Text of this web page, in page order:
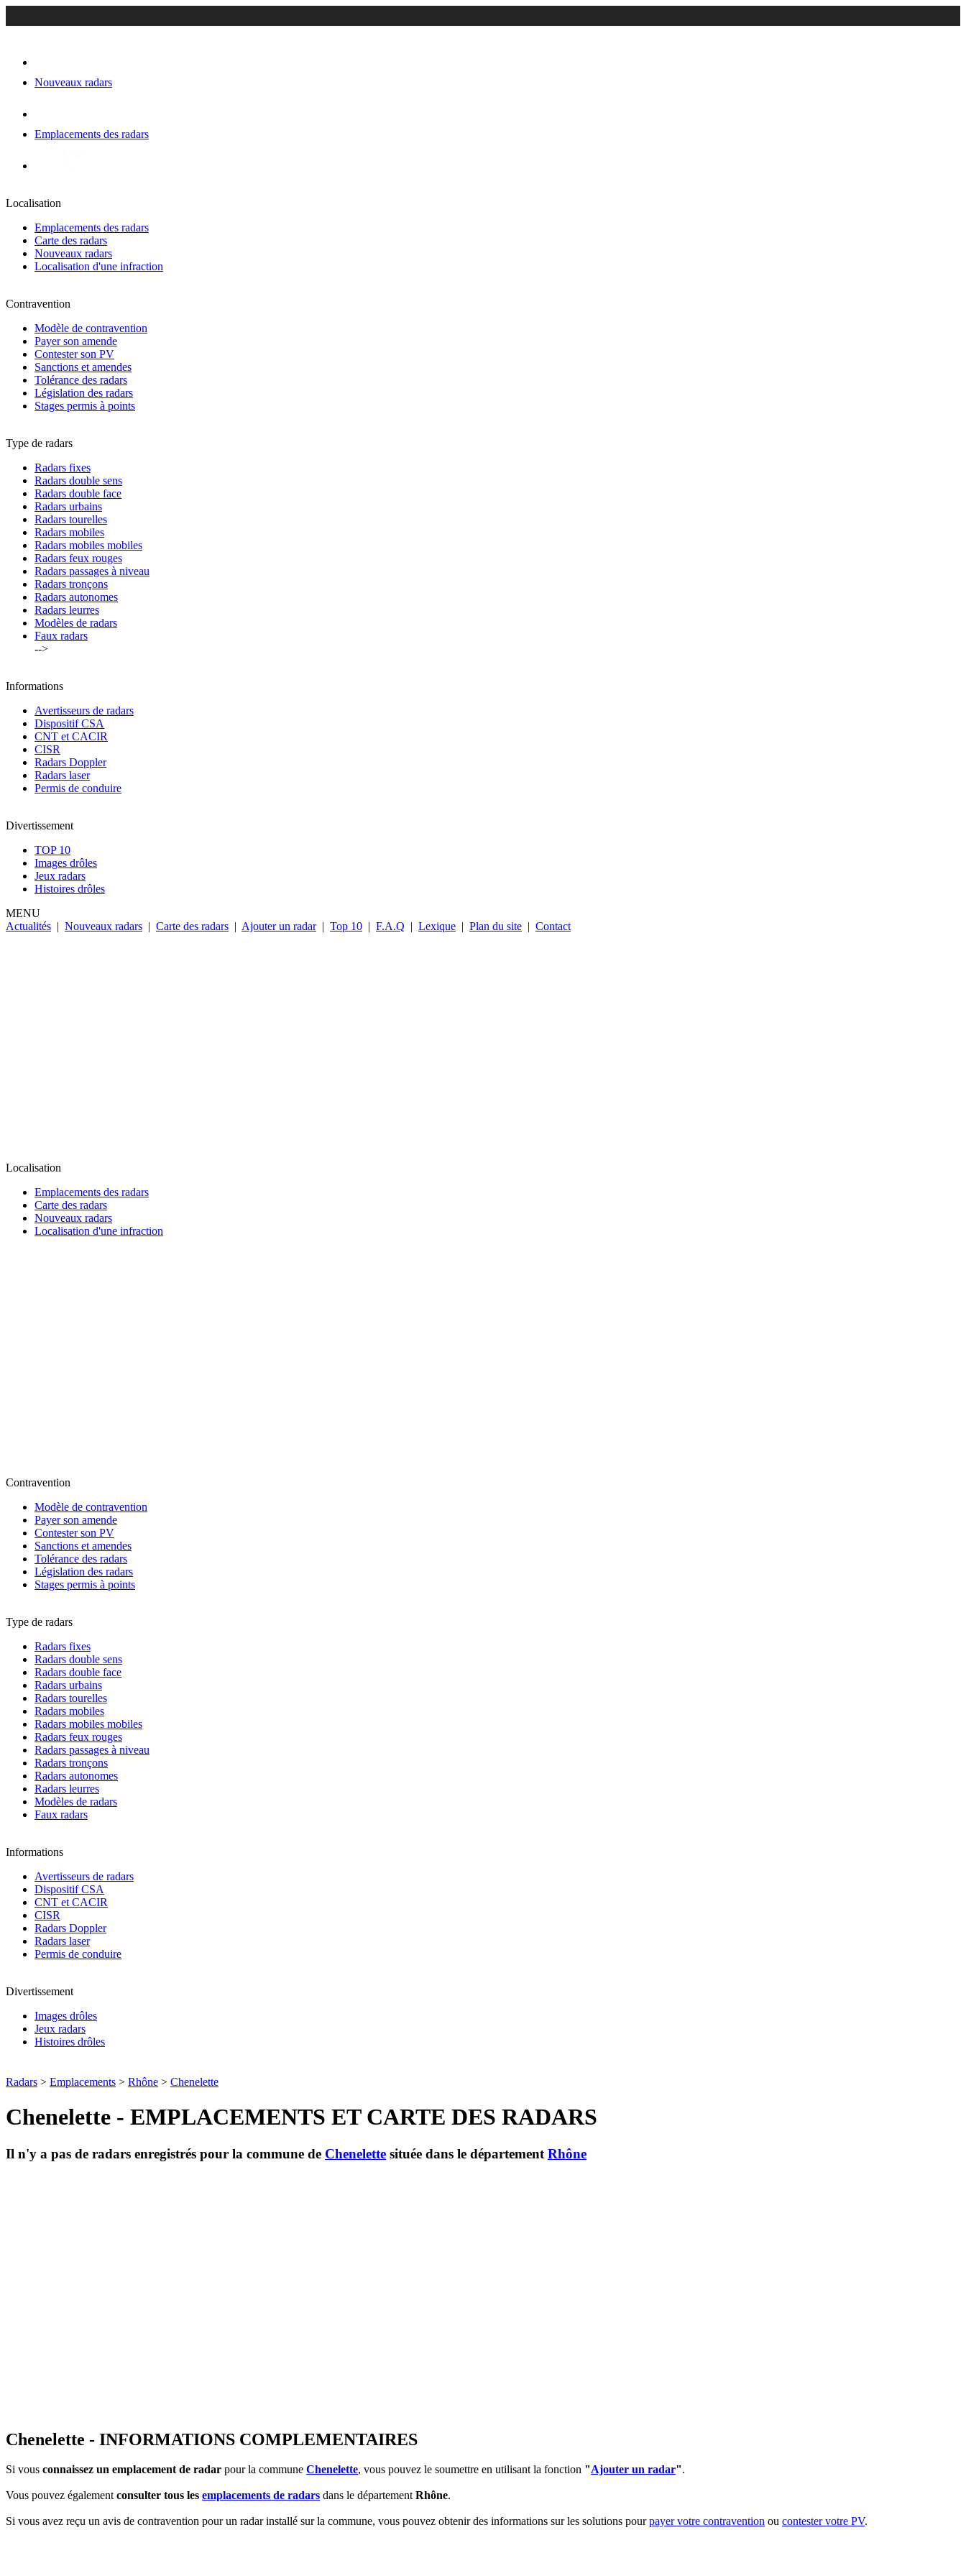
Nouveaux radars
Emplacements des radars
Localisation
Emplacements des radars
Carte des radars
Nouveaux radars
Localisation d'une infraction
Contravention
Modèle de contravention
Payer son amende
Contester son PV
Sanctions et amendes
Tolérance des radars
Législation des radars
Stages permis à points
Type de radars
Radars fixes
Radars double sens
Radars double face
Radars urbains
Radars tourelles
Radars mobiles
Radars mobiles mobiles
Radars feux rouges
Radars passages à niveau
Radars tronçons
Radars autonomes
Radars leurres
Modèles de radars
Faux radars
-->
Informations
Avertisseurs de radars
Dispositif CSA
CNT et CACIR
CISR
Radars Doppler
Radars laser
Permis de conduire
Divertissement
TOP 10
Images drôles
Jeux radars
Histoires drôles
MENU
Actualités | Nouveaux radars | Carte des radars | Ajouter un radar | Top 10 | F.A.Q | Lexique | Plan du site | Contact
Localisation
Emplacements des radars
Carte des radars
Nouveaux radars
Localisation d'une infraction
Contravention
Modèle de contravention
Payer son amende
Contester son PV
Sanctions et amendes
Tolérance des radars
Législation des radars
Stages permis à points
Type de radars
Radars fixes
Radars double sens
Radars double face
Radars urbains
Radars tourelles
Radars mobiles
Radars mobiles mobiles
Radars feux rouges
Radars passages à niveau
Radars tronçons
Radars autonomes
Radars leurres
Modèles de radars
Faux radars
Informations
Avertisseurs de radars
Dispositif CSA
CNT et CACIR
CISR
Radars Doppler
Radars laser
Permis de conduire
Divertissement
Images drôles
Jeux radars
Histoires drôles
Radars > Emplacements > Rhône > Chenelette
Chenelette - EMPLACEMENTS ET CARTE DES RADARS
Il n'y a pas de radars enregistrés pour la commune de Chenelette située dans le département Rhône
Chenelette - INFORMATIONS COMPLEMENTAIRES
Si vous connaissez un emplacement de radar pour la commune Chenelette, vous pouvez le soumettre en utilisant la fonction "Ajouter un radar".
Vous pouvez égalementconsulter tous les emplacements de radars dans le départementRhône.
Si vous avez reçu un avis de contravention pour un radar installé sur la commune, vous pouvez obtenir des informations sur les solutions pourpayer votre contravention ou contester votre PV.